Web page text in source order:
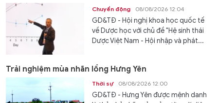
Chuyển động 08/08/2026 12:04
GD&TĐ - Hội nghị khoa học quốc tế
về Dược học với chủ đề "Hệ sinh thái
Dược Việt Nam - Hội nhập và phát...
Trải nghiệm mùa nhãn lồng Hưng Yên
Thời sự 08/08/2026 12:00
GD&TĐ - Hưng Yên được mệnh danh